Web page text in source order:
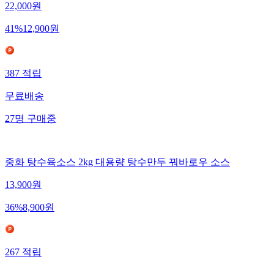
22,000원
41%12,900원
387 적립
무료배송
27명 구매중
중화 탕수육소스 2kg 대용량 탕수만두 꿔바로우 소스
13,900원
36%8,900원
267 적립